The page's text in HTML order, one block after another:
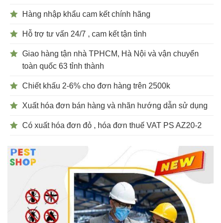
Hàng nhập khẩu cam kết chính hãng
Hỗ trợ tư vấn 24/7 , cam kết tận tình
Giao hàng tận nhà TPHCM, Hà Nội và vận chuyển
toàn quốc 63 tỉnh thành
Chiết khấu 2-6% cho đơn hàng trên 2500k
Xuất hóa đơn bán hàng và nhãn hướng dẫn sử dụng
Có xuất hóa đơn đỏ , hóa đơn thuế VAT PS AZ20-2